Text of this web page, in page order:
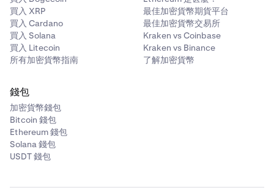
買入 XRP
買入 Cardano
買入 Solana
買入 Litecoin
所有加密貨幣指南
最佳加密貨幣期貨平台
最佳加密貨幣交易所
Kraken vs Coinbase
Kraken vs Binance
了解加密貨幣
錢包
加密貨幣錢包
Bitcoin 錢包
Ethereum 錢包
Solana 錢包
USDT 錢包